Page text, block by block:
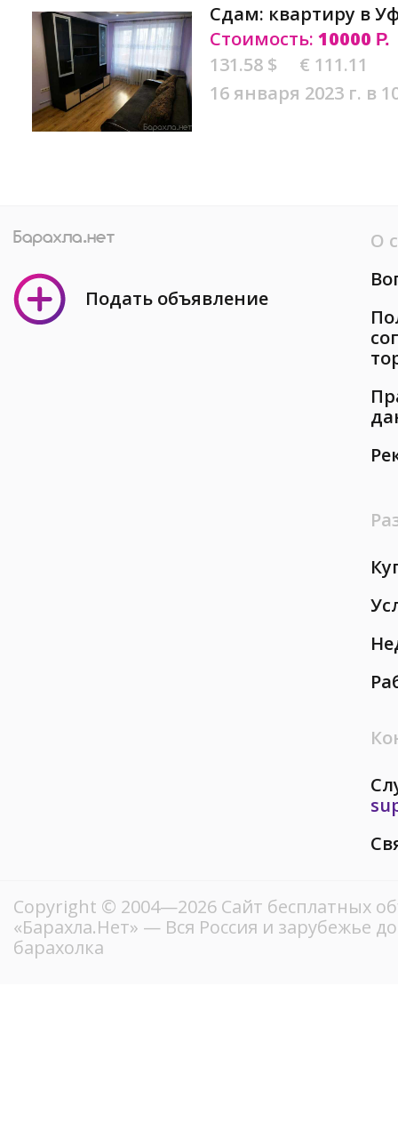
Сдам: квартиру в
Стоимость: 10000 Р.
131.58 $
€ 111.11
16 января 2023 г. в
Подать объявление
О
Copyright © 2004—2026 Сайт бесплатных
«Барахла.Нет» — Вся Россия и зарубежье
барахолка